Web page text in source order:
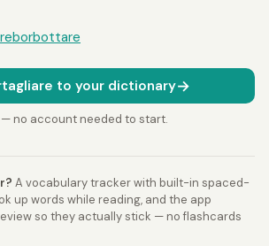
borbottare
to your dictionary→
— no account needed to start.
A vocabulary tracker with built-in spaced-
up words while reading, and the app
so they actually stick — no flashcards